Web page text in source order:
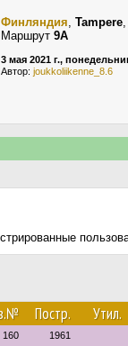
Финляндия, Tampere
Маршрут 9A
3 мая 2021 г.,
Автор: joukkoliikenne_8.6
Постр. Утил.
160 1961